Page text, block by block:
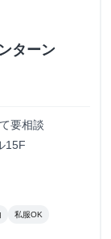
ターン
要相談
15F
私服OK